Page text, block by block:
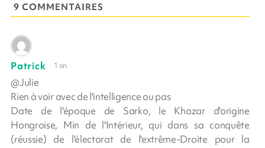
9 COMMENTAIRES
Patrick 1 an
@Julie
Rien à voir avec de l'intelligence ou pas
Date de l'époque de Sarko, le Khazar d'origine
Hongroise, Min de l'Intérieur, qui dans sa conquête
(réussie) de l'électorat de l'extrême-Droite pour la